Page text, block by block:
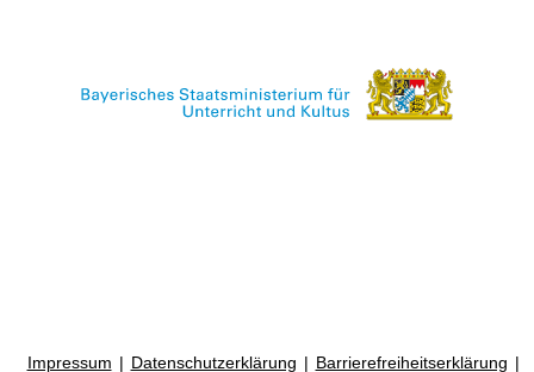
Impressum Datenschutzerklärung
Barrierefreiheitserklärung